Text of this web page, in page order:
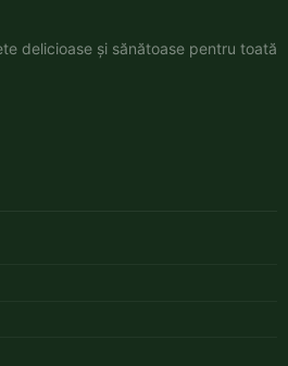
delicioase și sănătoase pentru toată